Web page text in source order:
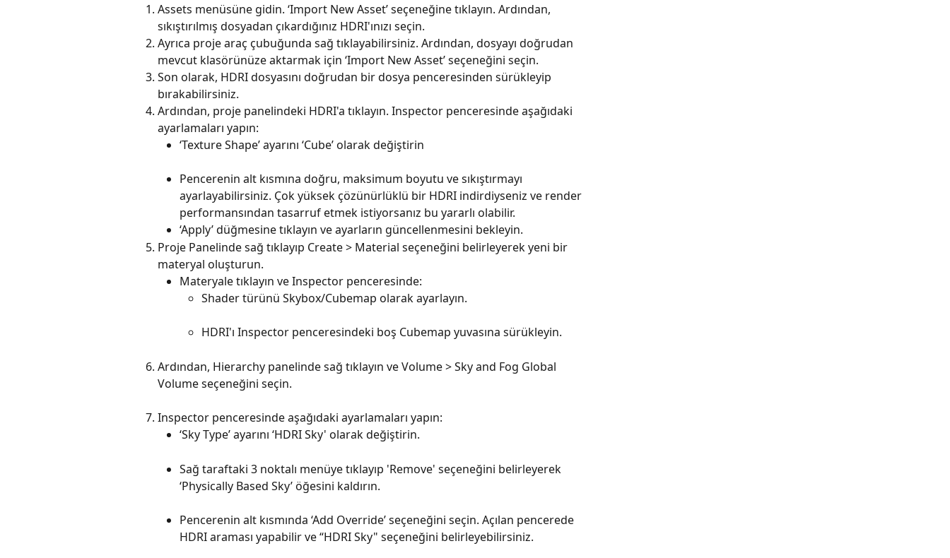
Assets menüsüne gidin. ‘Import New Asset’ seçeneğine tıklayın. Ardından,
sıkıştırılmış dosyadan çıkardığınız HDRI'ınızı seçin.
Ayrıca proje araç çubuğunda sağ tıklayabilirsiniz. Ardından, dosyayı doğrudan
mevcut klasörünüze aktarmak için ‘Import New Asset’ seçeneğini seçin.
Son olarak, HDRI dosyasını doğrudan bir dosya penceresinden sürükleyip
bırakabilirsiniz.
Ardından, proje panelindeki HDRI'a tıklayın. Inspector penceresinde aşağıdaki
ayarlamaları yapın:
‘Texture Shape’ ayarını ‘Cube’ olarak değiştirin
Pencerenin alt kısmına doğru, maksimum boyutu ve sıkıştırmayı
ayarlayabilirsiniz. Çok yüksek çözünürlüklü bir HDRI indirdiyseniz ve render
performansından tasarruf etmek istiyorsanız bu yararlı olabilir.
‘Apply’ düğmesine tıklayın ve ayarların güncellenmesini bekleyin.
Proje Panelinde sağ tıklayıp Create > Material seçeneğini belirleyerek yeni bir
materyal oluşturun.
Materyale tıklayın ve Inspector penceresinde:
Shader türünü Skybox/Cubemap olarak ayarlayın.
HDRI'ı Inspector penceresindeki boş Cubemap yuvasına sürükleyin.
Ardından, Hierarchy panelinde sağ tıklayın ve Volume > Sky and Fog Global
Volume seçeneğini seçin.
Inspector penceresinde aşağıdaki ayarlamaları yapın:
‘Sky Type’ ayarını ‘HDRI Sky' olarak değiştirin.
Sağ taraftaki 3 noktalı menüye tıklayıp 'Remove' seçeneğini belirleyerek
‘Physically Based Sky’ öğesini kaldırın.
Pencerenin alt kısmında ‘Add Override’ seçeneğini seçin. Açılan pencerede
HDRI araması yapabilir ve “HDRI Sky" seçeneğini belirleyebilirsiniz.